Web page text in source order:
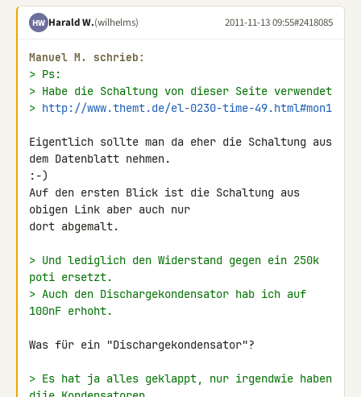
HW Harald W.(wilhelms) 2011-11-13 09:55#2418085
Manuel M. schrieb:
> Ps:
> Habe die Schaltung von dieser Seite verwendet
> http://www.themt.de/el-0230-time-49.html#mon1
Eigentlich sollte man da eher die Schaltung aus
dem Datenblatt nehmen.
:-)
Auf den ersten Blick ist die Schaltung aus
obigen Link aber auch nur
dort abgemalt.
> Und lediglich den Widerstand gegen ein 250k
poti ersetzt.
> Auch den Dischargekondensator hab ich auf
100nF erhoht.
Was für ein "Dischargekondensator"?
> Es hat ja alles geklappt, nur irgendwie haben